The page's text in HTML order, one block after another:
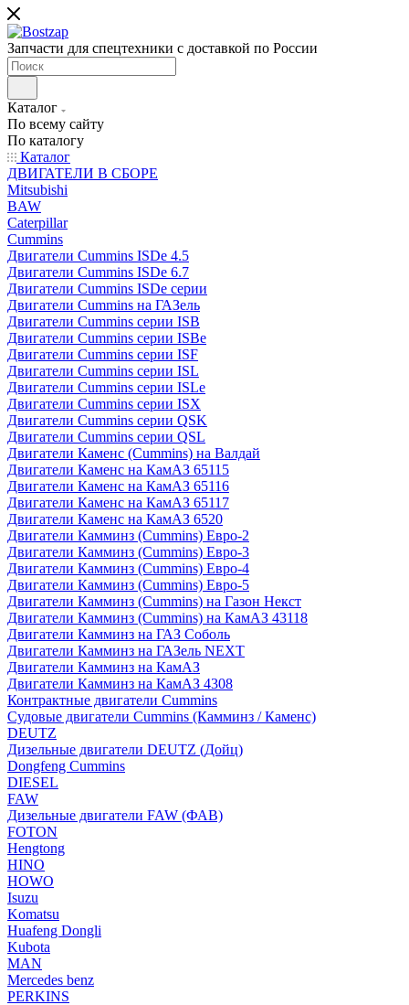
Запчасти для спецтехники с доставкой по России
Каталог
По всему сайту
По каталогу
Каталог
ДВИГАТЕЛИ В СБОРЕ
Mitsubishi
BAW
Caterpillar
Cummins
Двигатели Cummins ISDe 4.5
Двигатели Cummins ISDe 6.7
Двигатели Cummins ISDe серии
Двигатели Cummins на ГАЗель
Двигатели Cummins серии ISB
Двигатели Cummins серии ISBe
Двигатели Cummins серии ISF
Двигатели Cummins серии ISL
Двигатели Cummins серии ISLe
Двигатели Cummins серии ISX
Двигатели Cummins серии QSK
Двигатели Cummins серии QSL
Двигатели Каменс (Cummins) на Валдай
Двигатели Каменс на КамАЗ 65115
Двигатели Каменс на КамАЗ 65116
Двигатели Каменс на КамАЗ 65117
Двигатели Каменс на КамАЗ 6520
Двигатели Камминз (Cummins) Евро-2
Двигатели Камминз (Cummins) Евро-3
Двигатели Камминз (Cummins) Евро-4
Двигатели Камминз (Cummins) Евро-5
Двигатели Камминз (Cummins) на Газон Некст
Двигатели Камминз (Cummins) на КамАЗ 43118
Двигатели Камминз на ГАЗ Соболь
Двигатели Камминз на ГАЗель NEXT
Двигатели Камминз на КамАЗ
Двигатели Камминз на КамАЗ 4308
Контрактные двигатели Cummins
Судовые двигатели Cummins (Камминз / Каменс)
DEUTZ
Дизельные двигатели DEUTZ (Дойц)
Dongfeng Cummins
DIESEL
FAW
Дизельные двигатели FAW (ФАВ)
FOTON
Hengtong
HINO
HOWO
Isuzu
Komatsu
Huafeng Dongli
Kubota
MAN
Mercedes benz
PERKINS